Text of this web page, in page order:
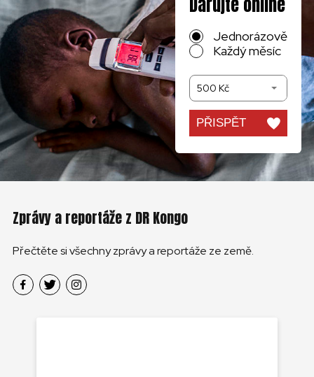
Jednorázově
Každý měsíc
500 Kč
PŘISPĚT
Zprávy a reportáže z DR Kongo
Přečtěte si všechny zprávy a reportáže ze země.